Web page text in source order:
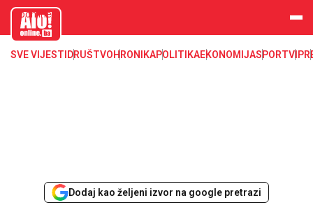
aloonline.b
SVE VIJESTI DRUŠTVOHRONIKAPOLITIKAEKONOMIJASPORTVIP
Dodaj kao željeni izvor na google pretrazi